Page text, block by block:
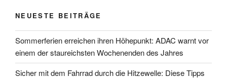
NEUESTE BEITRÄGE
Sommerferien erreichen ihren Höhepunkt: ADAC warnt vor
einem der staureichsten Wochenenden des Jahres
Sicher mit dem Fahrrad durch die Hitzewelle: Diese Tipps